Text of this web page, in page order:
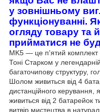
у зовнішньому
функціонуванні.
огляду товару та
прийматися не
MK5 — це п'ятий комплект
Тоні Старком у
багаточипову структуру,
Шолом живиться від 4
дистанційного керування,
живиться від 2 батарейок
витвір мистецтва в